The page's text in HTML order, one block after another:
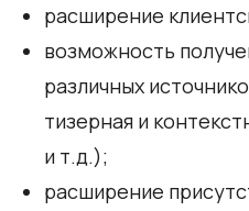
расширение
возможность
различных
тизерная и
и т.д.);
расширение